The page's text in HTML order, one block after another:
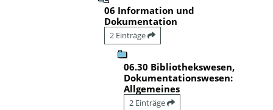
06 Information und
Dokumentation
2 Einträge
06.30 Bibliothekswesen,
Dokumentationswesen:
Allgemeines
2 Einträge